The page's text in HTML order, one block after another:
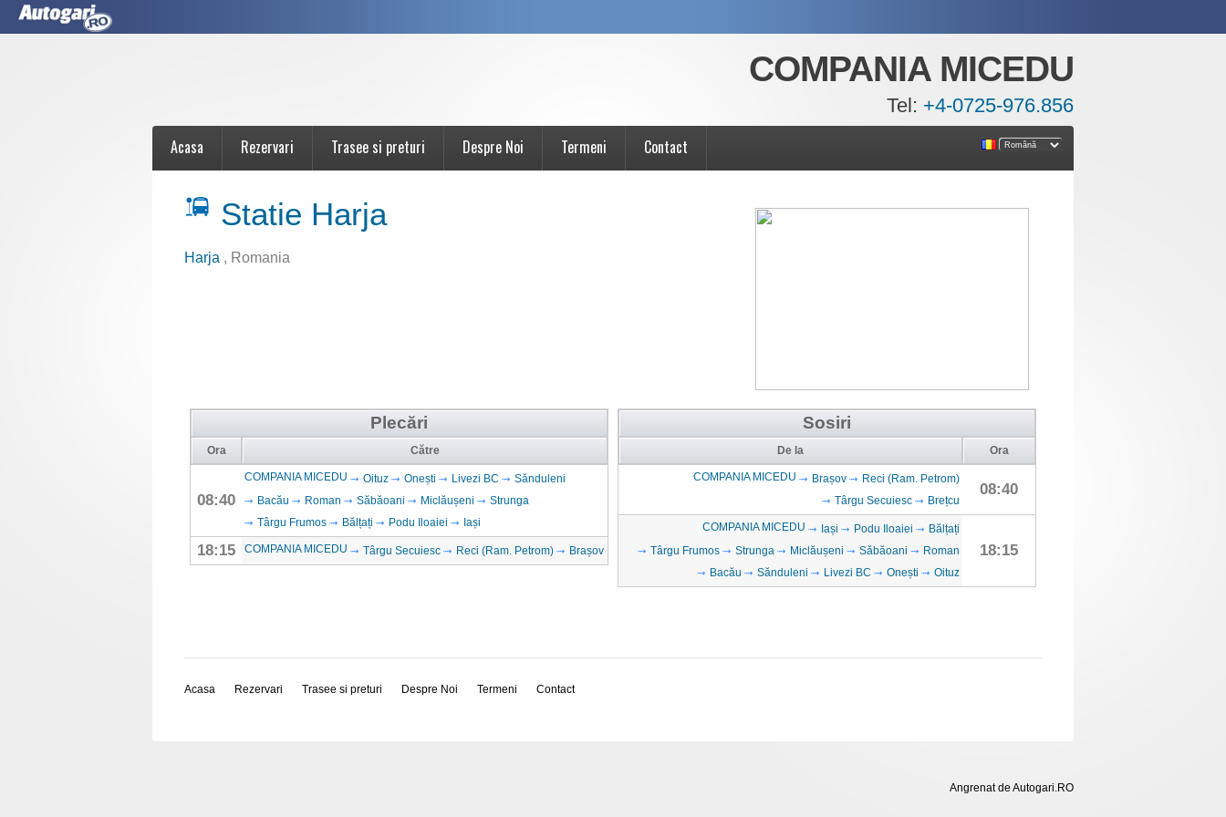
COMPANIA MICEDU
Tel: +4-0725-976.856
Acasa Rezervari Trasee si preturi Despre Noi Termeni Contact
Statie Harja
Harja , Romania
Plecări
Ora Către
08:40
COMPANIA MICEDU Oituz Onești Livezi BC
Sănduleni
Bacău
Roman Săbăoani Miclăușeni
Strunga
Târgu Frumos
Bălțați Podu Iloaiei Iași
18:15 COMPANIA MICEDU Târgu Secuiesc Reci (Ram. Petrom) Brașov
Sosiri
De la Ora
COMPANIA MICEDU Brașov
Reci (Ram. Petrom)
Târgu Secuiesc
Brețcu
08:40
COMPANIA MICEDU Iași Podu Iloaiei
Bălțați
Târgu Frumos
Strunga Miclăușeni Săbăoani
Roman
Bacău
Sănduleni Livezi BC Onești Oituz
18:15
Acasa Rezervari Trasee si preturi Despre Noi Termeni Contact
Angrenat de Autogari.RO